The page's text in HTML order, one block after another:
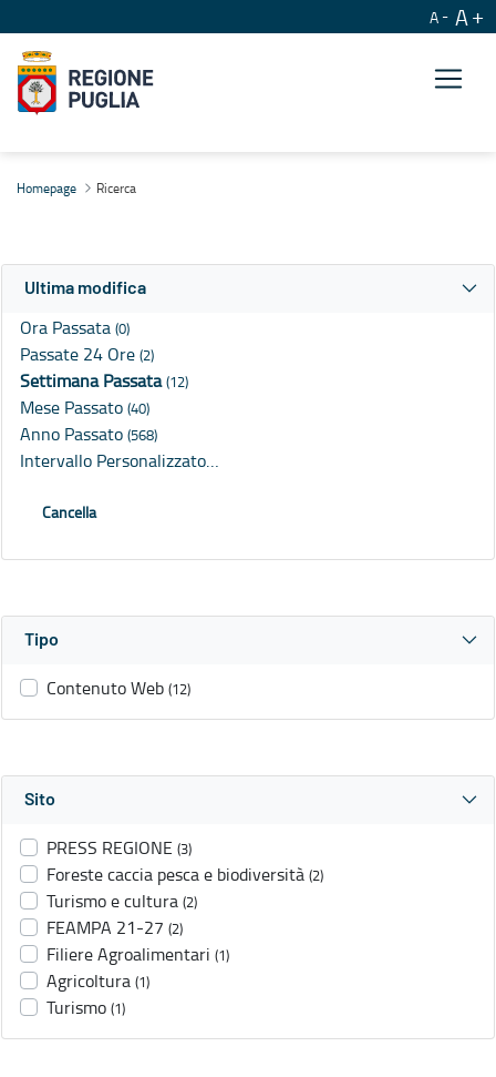
A A
Homepage Ricerca
Ultima modifica
Ora Passata (0)
Passate 24 Ore (2)
Settimana Passata(12)
Mese Passato (40)
Anno Passato (568)
Intervallo Personalizzato…
Cancella
Tipo
Contenuto Web (12)
Sito
PRESS REGIONE (3)
Foreste caccia pesca e biodiversità (2)
Turismo e cultura (2)
FEAMPA 21-27 (2)
Filiere Agroalimentari (1)
Agricoltura (1)
Turismo (1)